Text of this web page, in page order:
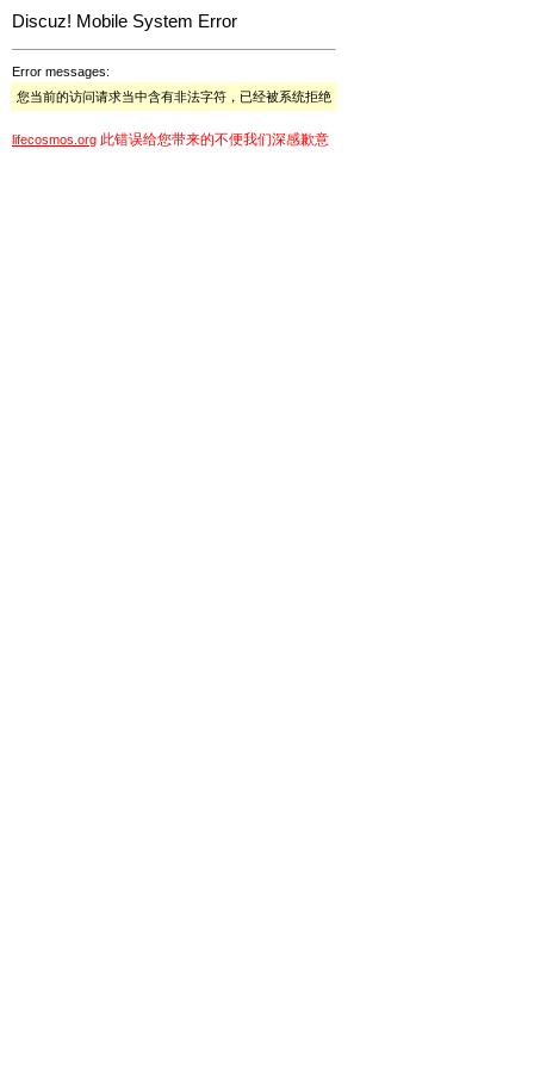
Discuz! Mobile System Error
Error messages:
您当前的访问请求当中含有非法字符，已经被系统拒绝
lifecosmos.org 此错误给您带来的不便我们深感歉意